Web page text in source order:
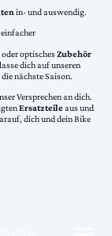
in- und auswendig.
oder optischesZubehör
dich auf unseren
nächste Saison.
Versprechen an dich.
Ersatzteileaus und
dich und dein Bike